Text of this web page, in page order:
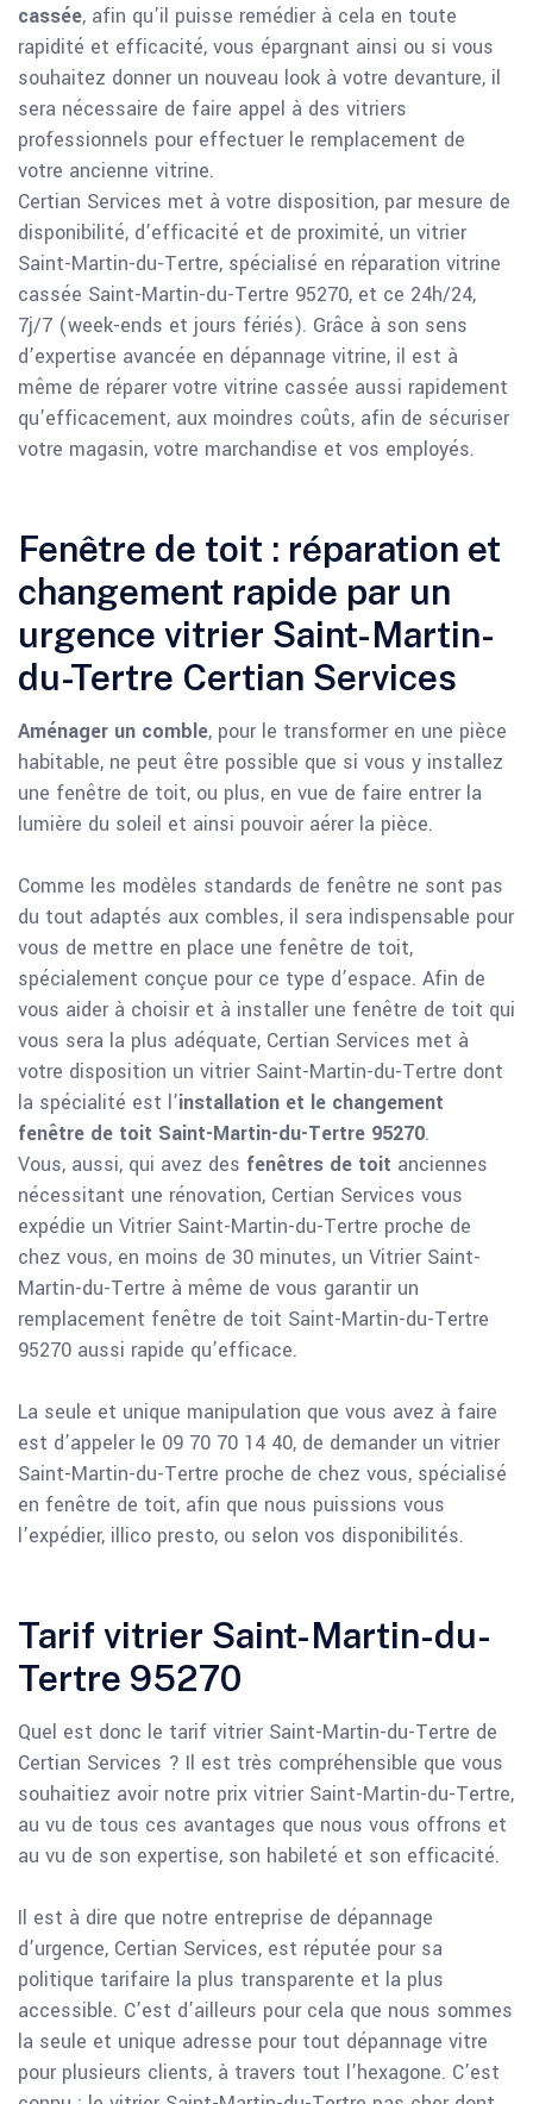
cassée, afin qu’il puisse remédier à cela en toute
rapidité et efficacité, vous épargnant ainsi ou si vous
souhaitez donner un nouveau look à votre devanture, il
sera nécessaire de faire appel à des vitriers
professionnels pour effectuer le remplacement de
votre ancienne vitrine.
Certian Services met à votre disposition, par mesure de
disponibilité, d’efficacité et de proximité, un vitrier
Saint-Martin-du-Tertre, spécialisé en réparation vitrine
cassée Saint-Martin-du-Tertre 95270, et ce 24h/24,
7j/7 (week-ends et jours fériés). Grâce à son sens
d’expertise avancée en dépannage vitrine, il est à
même de réparer votre vitrine cassée aussi rapidement
qu’efficacement, aux moindres coûts, afin de sécuriser
votre magasin, votre marchandise et vos employés.
Fenêtre de toit : réparation et
changement rapide par un
urgence vitrier Saint-Martin-
du-Tertre Certian Services
Aménager un comble, pour le transformer en une pièce
habitable, ne peut être possible que si vous y installez
une fenêtre de toit, ou plus, en vue de faire entrer la
lumière du soleil et ainsi pouvoir aérer la pièce.
Comme les modèles standards de fenêtre ne sont pas
du tout adaptés aux combles, il sera indispensable pour
vous de mettre en place une fenêtre de toit,
spécialement conçue pour ce type d’espace. Afin de
vous aider à choisir et à installer une fenêtre de toit qui
vous sera la plus adéquate, Certian Services met à
votre disposition un vitrier Saint-Martin-du-Tertre dont
la spécialité est l’installation et le changement
fenêtre de toit Saint-Martin-du-Tertre 95270.
Vous, aussi, qui avez des fenêtres de toit anciennes
nécessitant une rénovation, Certian Services vous
expédie un Vitrier Saint-Martin-du-Tertre proche de
chez vous, en moins de 30 minutes, un Vitrier Saint-
Martin-du-Tertre à même de vous garantir un
remplacement fenêtre de toit Saint-Martin-du-Tertre
95270 aussi rapide qu’efficace.
La seule et unique manipulation que vous avez à faire
est d’appeler le 09 70 70 14 40, de demander un vitrier
Saint-Martin-du-Tertre proche de chez vous, spécialisé
en fenêtre de toit, afin que nous puissions vous
l’expédier, illico presto, ou selon vos disponibilités.
Tarif vitrier Saint-Martin-du-
Tertre 95270
Quel est donc le tarif vitrier Saint-Martin-du-Tertre de
Certian Services ? Il est très compréhensible que vous
souhaitiez avoir notre prix vitrier Saint-Martin-du-Tertre,
au vu de tous ces avantages que nous vous offrons et
au vu de son expertise, son habileté et son efficacité.
Il est à dire que notre entreprise de dépannage
d’urgence, Certian Services, est réputée pour sa
politique tarifaire la plus transparente et la plus
accessible. C’est d’ailleurs pour cela que nous sommes
la seule et unique adresse pour tout dépannage vitre
pour plusieurs clients, à travers tout l’hexagone. C’est